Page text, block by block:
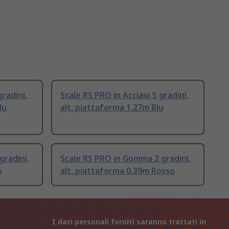
Scale RS PRO in Acciaio 5 gradini,
alt. piattaforma 1.27m Blu
Scale RS PRO in Gomma 2 gradini,
alt. piattaforma 0.39m Rosso
I dati personali forniti saranno trattati in